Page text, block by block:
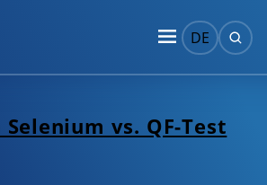
DE
vs. QF-Test